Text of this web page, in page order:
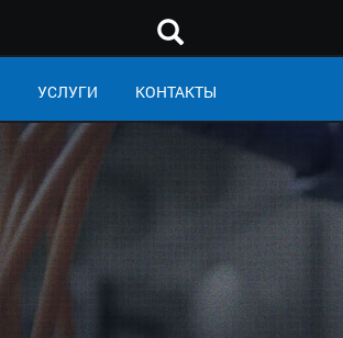
УСЛУГИ КОНТАКТЫ